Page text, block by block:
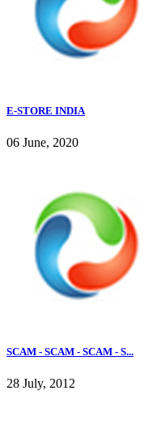
E-STORE INDIA
06 June, 2020
SCAM - SCAM - SCAM - S...
28 July, 2012